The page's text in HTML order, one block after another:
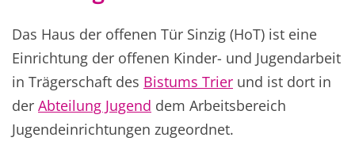
Das Haus der offenen Tür Sinzig (HoT) ist eine
Einrichtung der offenen Kinder- und Jugendarbeit
in Trägerschaft des Bistums Trier und ist dort in
der Abteilung Jugend dem Arbeitsbereich
Jugendeinrichtungen zugeordnet.